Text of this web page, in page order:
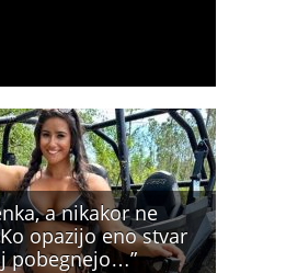
a nikakor ne
opazijo eno stvar
pobegnejo…”